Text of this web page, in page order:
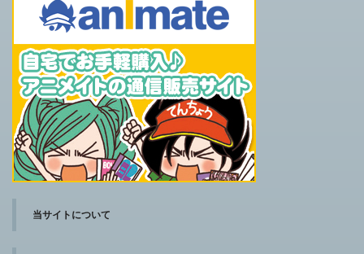
当サイトについて